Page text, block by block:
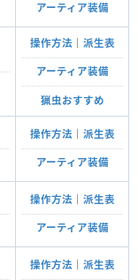
アーティア装備
操作方法 派生表
アーティア装備
猟虫おすすめ
操作方法 派生表
アーティア装備
操作方法 派生表
アーティア装備
操作方法 派生表